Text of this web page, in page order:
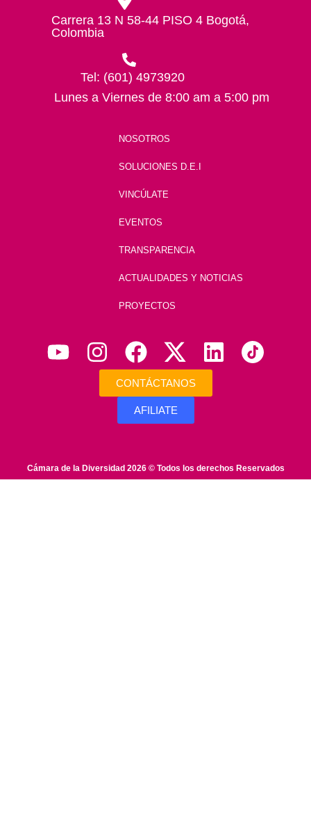
Carrera 13 N 58-44 PISO 4 Bogotá,
Colombia
Tel: (601) 4973920
Lunes a Viernes de 8:00 am a 5:00 pm
NOSOTROS
SOLUCIONES D.E.I
VINCÚLATE
EVENTOS
TRANSPARENCIA
ACTUALIDADES Y NOTICIAS
PROYECTOS
CONTÁCTANOS
AFILIATE
Cámara de la Diversidad 2026 © Todos los derechos Reservados